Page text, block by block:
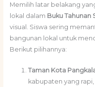
Memilih latar belakang
lokal dalam Buku Tahunan
visual. Siswa sering
bangunan lokal untuk
Berikut pilihannya:
Taman Kota
kabupaten yang